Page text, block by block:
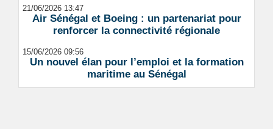
21/06/2026 13:47
Air Sénégal et Boeing : un partenariat pour
renforcer la connectivité régionale
15/06/2026 09:56
Un nouvel élan pour l’emploi et la formation
maritime au Sénégal